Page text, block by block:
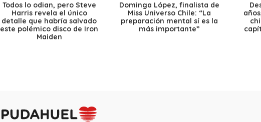
Todos lo odian, pero Steve
Harris revela el único
detalle que habría salvado
este polémico disco de Iron
Maiden
Dominga López, finalista de
Miss Universo Chile: “La
preparación mental sí es la
más importante”